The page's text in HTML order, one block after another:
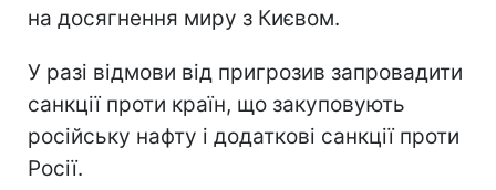
на досягнення миру з Києвом.
У разі відмови від пригрозив запровадити
санкції проти країн, що закуповують
російську нафту і додаткові санкції проти
Росії.